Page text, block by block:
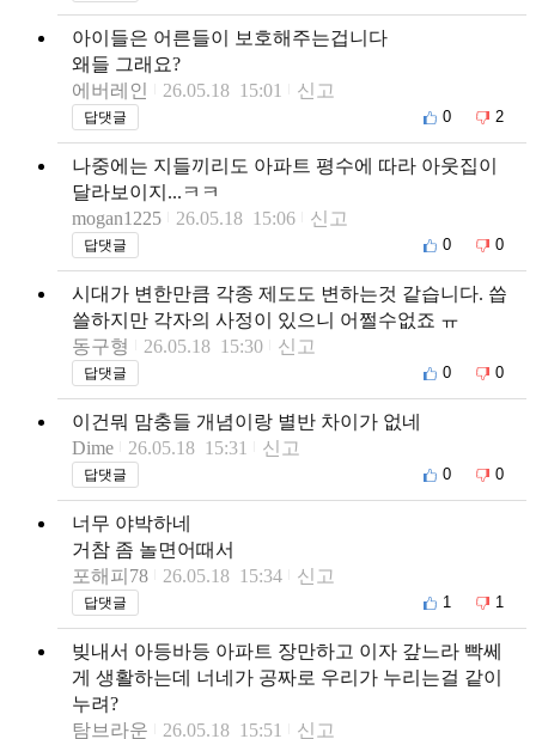
아이들은 어른들이 보호해주는겁니다
왜들 그래요?
에버레인
26.05.18 15:01 신고
답댓글 0 2
나중에는 지들끼리도 아파트 평수에 따라 아웃집이
달라보이지...ㅋㅋ
mogan1225
26.05.18 15:06 신고
답댓글 0 0
시대가 변한만큼 각종 제도도 변하는것 같습니다. 씁
쓸하지만 각자의 사정이 있으니 어쩔수없죠 ㅠ
동구형
26.05.18 15:30 신고
답댓글 0 0
이건뭐 맘충들 개념이랑 별반 차이가 없네
Dime
26.05.18 15:31 신고
답댓글 0 0
너무 야박하네
거참 좀 놀면어때서
포해피78
26.05.18 15:34 신고
답댓글 1 1
빚내서 아등바등 아파트 장만하고 이자 갚느라 빡쎄
게 생활하는데 너네가 공짜로 우리가 누리는걸 같이
누려?
탐브라운
26.05.18 15:51 신고